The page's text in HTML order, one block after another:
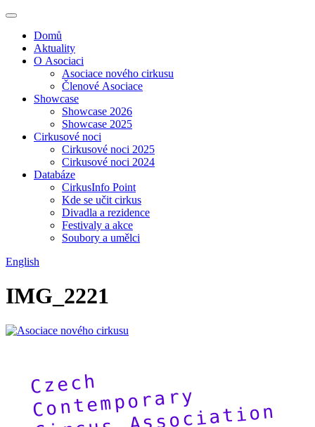
Domů
Aktuality
O Asociaci
Asociace nového cirkusu
Členové Asociace
Showcase
Showcase 2026
Showcase 2025
Cirkusové noci
Cirkusové noci 2025
Cirkusové noci 2024
Databáze
CirkusInfo Point
Kde se učit cirkus
Divadla a rezidence
Festivaly a akce
Soubory a umělci
English
IMG_2221